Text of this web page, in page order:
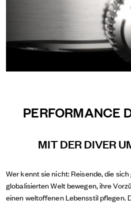
PERFORMANCE
MIT DER DIVER
Wer kennt sie nicht: Reisende, die
globalisierten Welt bewegen, ihre
einen weltoffenen Lebensstil pflegen.